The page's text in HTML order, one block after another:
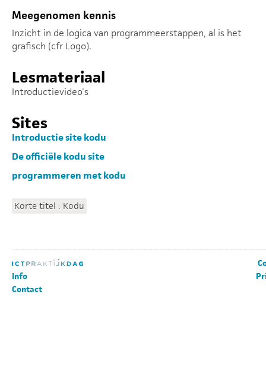
Meegenomen kennis
Inzicht in de logica van programmeerstappen, al is het
grafisch (cfr Logo).
Lesmateriaal
Introductievideo's
Sites
Introductie site kodu
De officiële kodu site
programmeren met kodu
Korte titel : Kodu
Info
Contact